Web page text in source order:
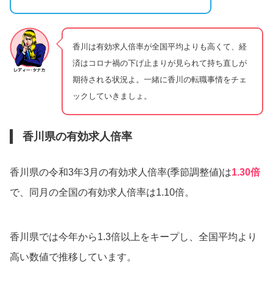
香川は有効求人倍率が全国平均よりも高くて、経
済はコロナ禍の下げ止まりが見られて持ち直しが
期待される状況よ。一緒に香川の転職事情をチェ
ックしていきましょ。
香川県の有効求人倍率
香川県の令和3年3月の有効求人倍率(季節調整値)は1.30倍
で、同月の全国の有効求人倍率は1.10倍。
香川県では今年から1.3倍以上をキープし、全国平均より
高い数値で推移しています。